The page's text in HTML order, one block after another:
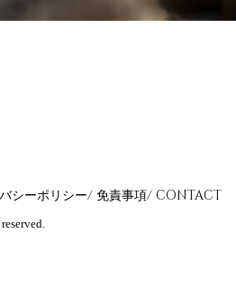
シーポリシー/ 免責事項/ CONTACT